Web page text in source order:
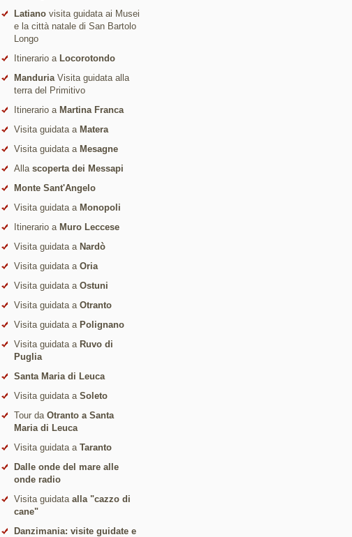
Latiano visita guidata ai Musei
e la città natale di San Bartolo
Longo
Itinerario a Locorotondo
ManduriaVisita guidata alla
terra del Primitivo
Itinerario a Martina Franca
Visita guidata a Matera
Visita guidata a Mesagne
Alla scoperta dei Messapi
Monte Sant'Angelo
Visita guidata a Monopoli
Itinerario a Muro Leccese
Visita guidata a Nardò
Visita guidata a Oria
Visita guidata a Ostuni
Visita guidata a Otranto
Visita guidata a Polignano
Visita guidata a Ruvo di
Puglia
Santa Maria di Leuca
Visita guidata a Soleto
Tour da Otranto a Santa
Maria di Leuca
Visita guidata a Taranto
Dalle onde del mare alle
onde radio
Visita guidata alla "cazzo di
cane"
Danzimania: visite guidate e